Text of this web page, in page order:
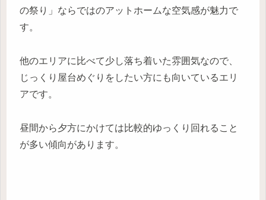
の祭り」ならではのアットホームな空気感が魅力で
す。
他のエリアに比べて少し落ち着いた雰囲気なので、
じっくり屋台めぐりをしたい方にも向いているエリ
アです。
昼間から夕方にかけては比較的ゆっくり回れること
が多い傾向があります。